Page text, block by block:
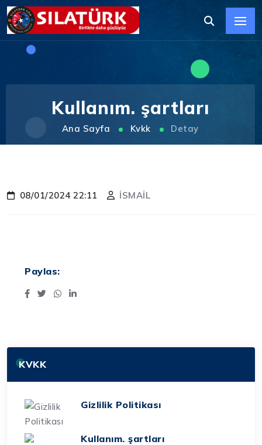
Kullanım. şartları
Ana Sayfa Kvkk Detay
08/01/2024 22:11 İSMAİL
Paylas:
KVKK
Gizlilik Politikası
Kullanım. şartları